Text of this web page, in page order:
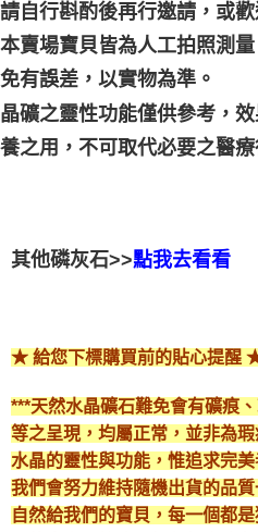
請自行斟酌後再行邀請，或
本賣場寶貝皆為人工拍照測
免有誤差，以實物為準。
晶礦之靈性功能僅供參考，
養之用，不可取代必要之醫療
其他磷灰石>>點我去看看
★ 給您下標購買前的貼心提醒
***天然水晶礦石難免會有礦痕
等之呈現，均屬正常，並非為
水晶的靈性與功能，惟追求完
我們會努力維持隨機出貨的品
自然給我們的寶貝，每一個都